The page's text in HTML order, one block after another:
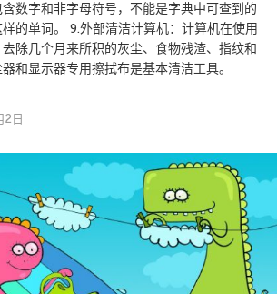
数字和非字母符号，不能是字典中可查到的
的单词。 9.外部清洁计算机：计算机在使用
除几个月来所积的灰尘、食物残渣、指纹和
和显示器专用擦拭布是基本清洁工具。
2日